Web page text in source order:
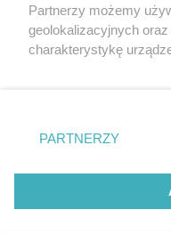
Partnerzy możemy
geolokalizacyjnych
charakterystykę
zmienić/wycofać
znajdujący się w
użytkownika, ale masz
przetwarzaniu.
PARTNERZY